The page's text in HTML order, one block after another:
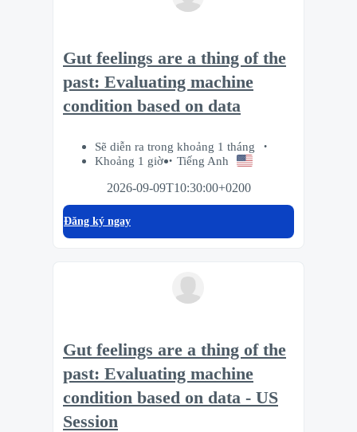
Gut feelings are a thing of the
past: Evaluating machine
condition based on data
Sẽ diễn ra trong khoảng 1 tháng
Khoảng 1 giờ
Tiếng Anh
2026-09-09T10:30:00+0200
Đăng ký ngay
Gut feelings are a thing of the
past: Evaluating machine
condition based on data - US
Session